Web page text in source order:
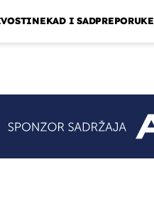
NEKAD I SADPREPORUKE